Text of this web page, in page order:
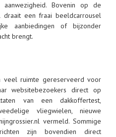
Bovenin op de
draait een fraai beeldcarrousel
aanbiedingen of bijzonder
brengt.
veel ruimte gereserveerd voor
websitebezoekers direct op
van een dakkoffertest,
vliegwielen, nieuwe
vermeld. Sommige
zijn bovendien direct